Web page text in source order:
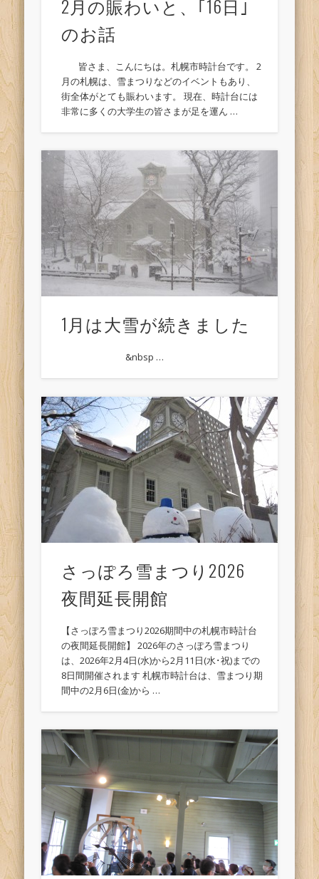
2月の賑わいと、｢16日｣
のお話
皆さま、こんにちは。札幌市時計台です。 2
月の札幌は、雪まつりなどのイベントもあり、
街全体がとても賑わいます。 現在、時計台には
非常に多くの大学生の皆さまが足を運ん …
1月は大雪が続きました
&nbsp …
さっぽろ雪まつり2026
夜間延長開館
【さっぽろ雪まつり2026期間中の札幌市時計台
の夜間延長開館】 2026年のさっぽろ雪まつり
は、2026年2月4日(水)から2月11日(水･祝)までの
8日間開催されます 札幌市時計台は、雪まつり期
間中の2月6日(金)から …